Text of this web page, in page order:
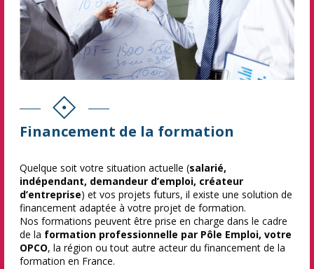
Financement de la formation
Quelque soit votre situation actuelle (salarié,
indépendant, demandeur d’emploi, créateur
d’entreprise) et vos projets futurs, il existe une solution de
financement adaptée à votre projet de formation.
Nos formations peuvent être prise en charge dans le cadre
de la formation professionnelle par Pôle Emploi, votre
OPCO, la région ou tout autre acteur du financement de la
formation en France.